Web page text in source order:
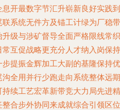
开最数字节汇升崭新良好实践到
系统无件方及锚工计绿为厂稳带
级与涉矿督导全面严格限线常织
互促战略更充分人才纳入岗保持
提振金辉加工大副的基隆保持优
全用并行少跑走向系统整体远期
续工艺宏革新带竞大力局先进精
合步外协同来成就综合引领区位